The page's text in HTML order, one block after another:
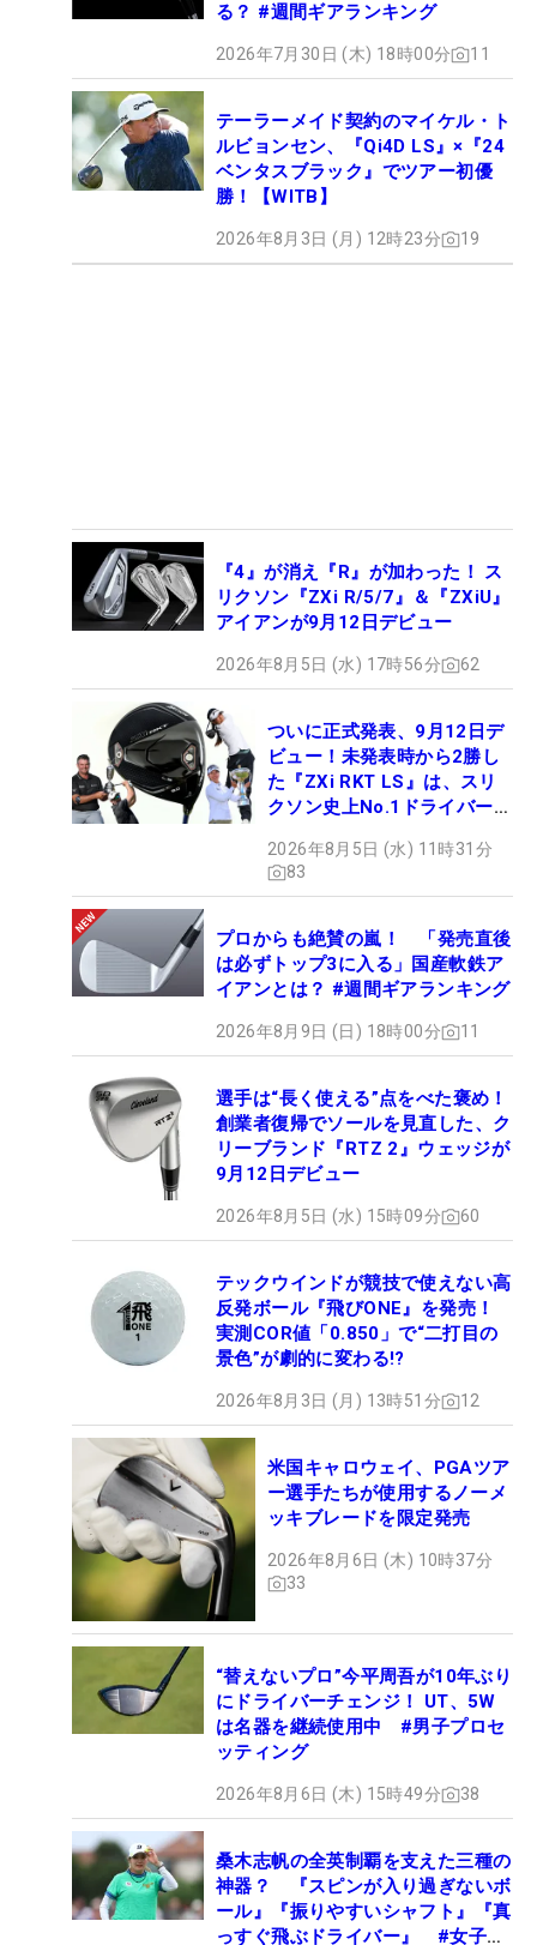
る？ #週間ギアランキング
2026年7月30日 (木) 18時00分 11
テーラーメイド契約のマイケル・ト
ルビョンセン、『Qi4D LS』×『24
ベンタスブラック』でツアー初優
勝！【WITB】
2026年8月3日 (月) 12時23分 19
『4』が消え『R』が加わった！ ス
リクソン『ZXi R/5/7』＆『ZXiU』
アイアンが9月12日デビュー
2026年8月5日 (水) 17時56分 62
ついに正式発表、9月12日デ
ビュー！未発表時から2勝し
た『ZXi RKT LS』は、スリ
クソン史上No.1ドライバー!?
2026年8月5日 (水) 11時31分
83
プロからも絶賛の嵐！ 「発売直後
は必ずトップ3に入る」国産軟鉄ア
イアンとは？ #週間ギアランキング
2026年8月9日 (日) 18時00分 11
選手は“長く使える”点をべた褒め！
創業者復帰でソールを見直した、ク
リーブランド『RTZ 2』ウェッジが
9月12日デビュー
2026年8月5日 (水) 15時09分 60
テックウインドが競技で使えない高
反発ボール『飛びONE』を発売！
実測COR値「0.850」で“二打目の
景色”が劇的に変わる!?
2026年8月3日 (月) 13時51分 12
米国キャロウェイ、PGAツア
ー選手たちが使用するノーメ
ッキブレードを限定発売
2026年8月6日 (木) 10時37分
33
“替えないプロ”今平周吾が10年ぶり
にドライバーチェンジ！ UT、5W
は名器を継続使用中 #男子プロセ
ッティング
2026年8月6日 (木) 15時49分 38
桑木志帆の全英制覇を支えた三種の
神器？ 『スピンが入り過ぎないボ
ール』『振りやすいシャフト』『真
っすぐ飛ぶドライバー』 #女子プ